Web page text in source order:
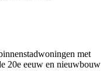
met
20e eeuw en nieuwbouw